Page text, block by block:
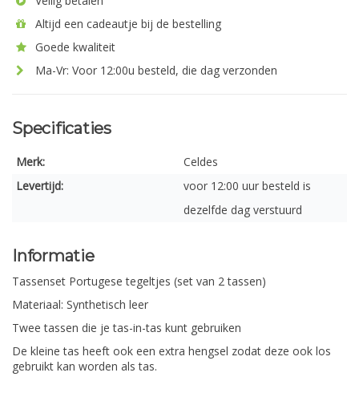
Altijd een cadeautje bij de bestelling
Goede kwaliteit
Ma-Vr: Voor 12:00u besteld, die dag verzonden
Specificaties
Merk:
Celdes
Levertijd:
voor 12:00 uur besteld is
dezelfde dag verstuurd
Informatie
Tassenset Portugese tegeltjes (set van 2 tassen)
Materiaal: Synthetisch leer
Twee tassen die je tas-in-tas kunt gebruiken
De kleine tas heeft ook een extra hengsel zodat deze ook los
gebruikt kan worden als tas.